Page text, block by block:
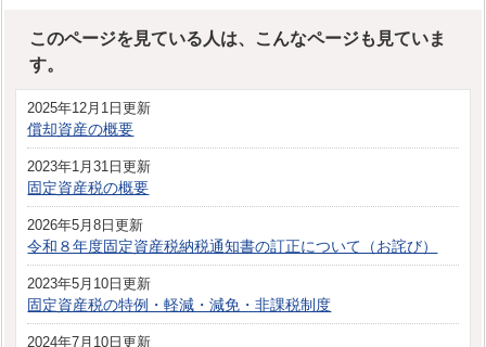
このページを見ている人は、こんなページも見ていま
す。
2025年12月1日更新
償却資産の概要
2023年1月31日更新
固定資産税の概要
2026年5月8日更新
令和８年度固定資産税納税通知書の訂正について（お詫び）
2023年5月10日更新
固定資産税の特例・軽減・減免・非課税制度
2024年7月10日更新